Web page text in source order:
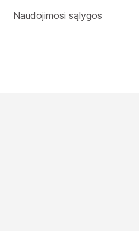
Naudojimosi sąlygos